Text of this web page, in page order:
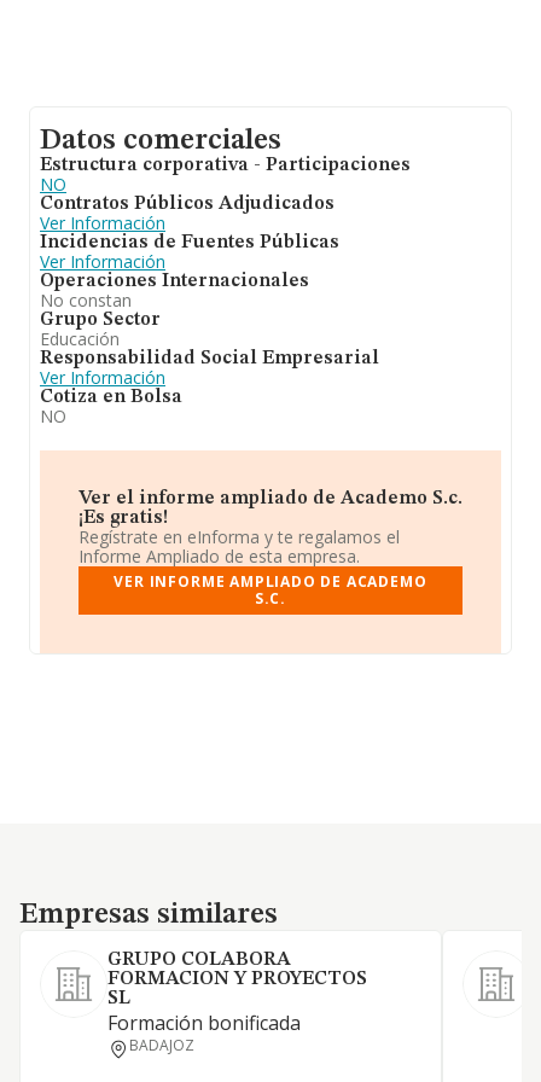
Datos comerciales
Estructura corporativa - Participaciones
NO
Contratos Públicos Adjudicados
Ver Información
Incidencias de Fuentes Públicas
Ver Información
Operaciones Internacionales
No constan
Grupo Sector
Educación
Responsabilidad Social Empresarial
Ver Información
Cotiza en Bolsa
NO
Ver el informe ampliado de Academo S.c.
¡Es gratis!
Regístrate en eInforma y te regalamos el
Informe Ampliado de esta empresa.
VER INFORME AMPLIADO DE ACADEMO
S.C.
Empresas similares
Empresas similares
GRUPO COLABORA
FORMACION Y PROYECTOS
SL
Formación bonificada
BADAJOZ